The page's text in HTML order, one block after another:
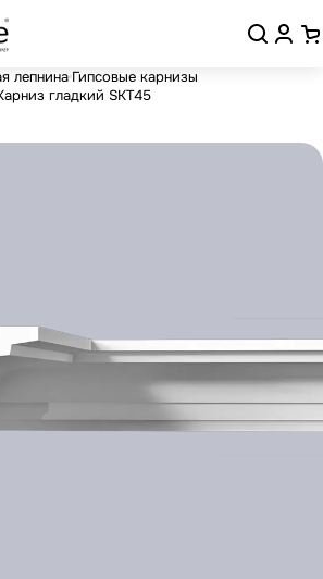
лепнина Гипсовые карнизы
гладкий SKT45